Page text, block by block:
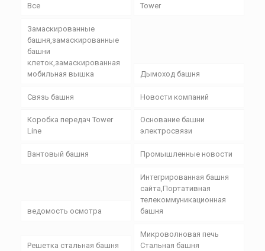
Все
Tower
Замаскированные
башня,замаскированные
башни
клеток,замаскированная
мобильная вышка
Дымоход башня
Связь башня Новости компаний
Коробка передач Tower
Line
Основание башни
электросвязи
Вантовый башня Промышленные новости
ведомость осмотра
Интегрированная башня
сайта,Портативная
телекоммуникационная
башня
Решетка стальная башня
Микроволновая печь
Стальная башня